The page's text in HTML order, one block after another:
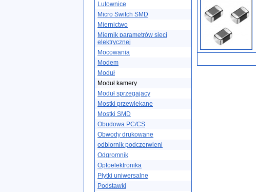
Lutownice
Micro Switch SMD
Miernictwo
Miernik parametrów sieci
elektrycznej
Mocowania
Modem
Moduł
Moduł kamery
Moduł sprzegajacy
Mostki przewlekane
Mostki SMD
Obudowa PC/CS
Obwody drukowane
odbiornik podczerwieni
Odgromnik
Optoelektronika
Płytki uniwersalne
Podstawki